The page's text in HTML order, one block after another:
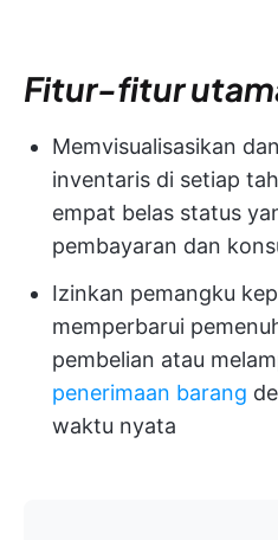
Fitur-fitur
Memvisualisasikan
inventaris di setiap
empat belas status
pembayaran dan
Izinkan pemangku
memperbarui
pembelian atau
penerimaan barang
waktu nyata